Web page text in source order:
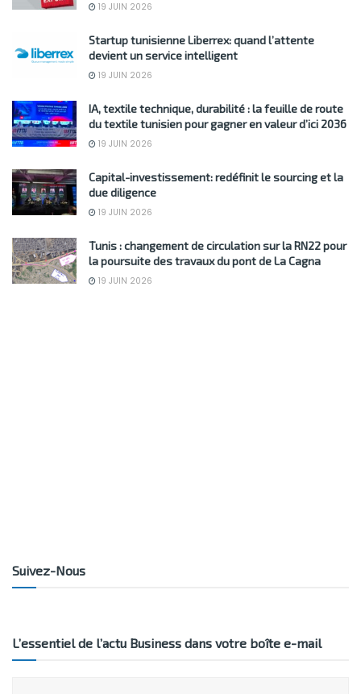
19 JUIN 2026
Startup tunisienne Liberrex: quand l’attente
devient un service intelligent
19 JUIN 2026
IA, textile technique, durabilité : la feuille de route
du textile tunisien pour gagner en valeur d’ici 2036
19 JUIN 2026
Capital-investissement: redéfinit le sourcing et la
due diligence
19 JUIN 2026
Tunis : changement de circulation sur la RN22 pour
la poursuite des travaux du pont de La Cagna
19 JUIN 2026
Suivez-Nous
L’essentiel de l’actu Business dans votre boîte e-mail